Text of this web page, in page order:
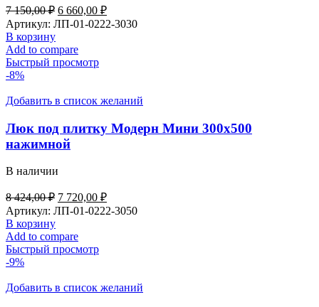
7 150,00₽ Первоначальная
цена
7
150,00 ₽.
6 660,00 ₽Текущая
цена:
Артикул: ЛП-01-0222-3030
В корзину
Add to compare
Быстрый просмотр
-8%
Добавить в список желаний
Люк под плитку Модерн Мини 300х500
нажимной
В наличии
8 424,00₽ Первоначальная
цена
8
424,00 ₽.
7 720,00 ₽Текущая
цена:
Артикул: ЛП-01-0222-3050
В корзину
Add to compare
Быстрый просмотр
-9%
Добавить в список желаний